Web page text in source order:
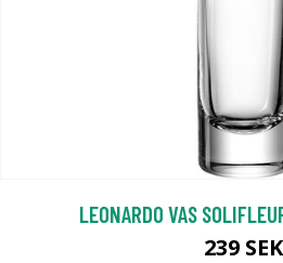
LEONARDO VAS
239 SEK